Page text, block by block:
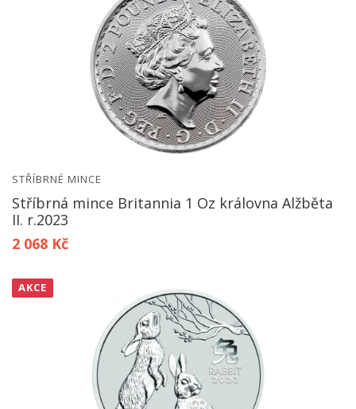
STŘÍBRNÉ MINCE
Stříbrná mince Britannia 1 Oz královna Alžběta
II. r.2023
2 068 Kč
AKCE